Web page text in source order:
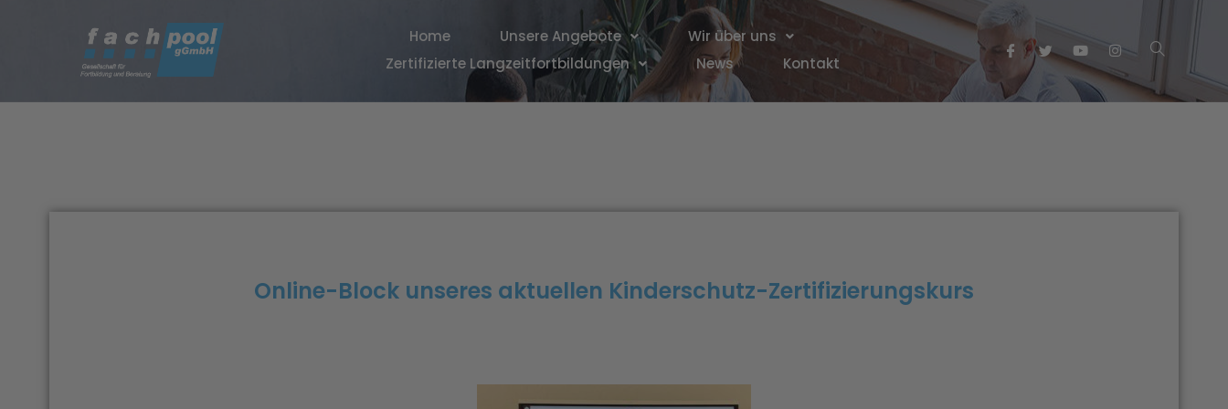
Home Unsere Angebote
Wir über uns
Zertifizierte Langzeitfortbildungen
News Kontakt
Online-Block unseres aktuellen Kinderschutz-Zertifizierungskurs